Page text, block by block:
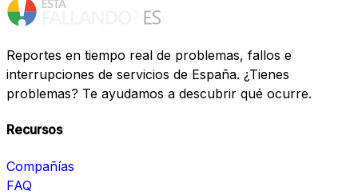
Reportes en tiempo real de problemas, fallos e
interrupciones de servicios de España. ¿Tienes
problemas? Te ayudamos a descubrir qué ocurre.
Recursos
Compañías
FAQ